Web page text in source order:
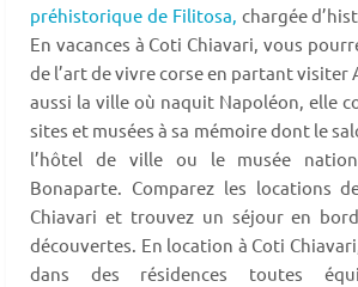
préhistorique de Filitosa, chargée
En vacances à Coti Chiavari, vous
de l’art de vivre corse en partant visiter
aussi la ville où naquit Napoléon, elle
sites et musées à sa mémoire dont le
l’hôtel de ville ou le musée
Bonaparte. Comparez les locations
Chiavari et trouvez un séjour en
découvertes. En location à Coti
dans des résidences toutes